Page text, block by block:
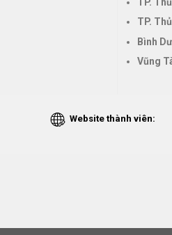
TP.
Bình
Vũng
Website thành viên: